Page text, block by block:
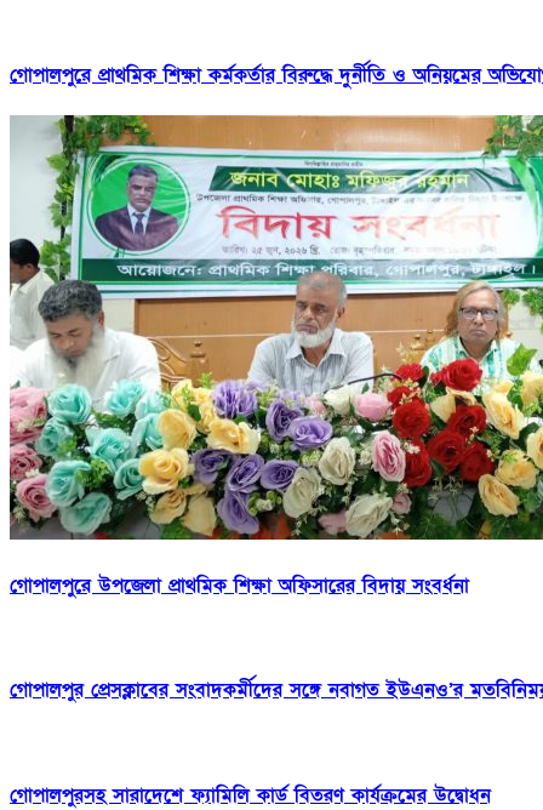
গোপালপুরে প্রাথমিক শিক্ষা কর্মকর্তার বিরুদ্ধে দুর্নীতি ও অনিয়মের
গোপালপুরে উপজেলা প্রাথমিক শিক্ষা অফিসারের বিদায় সংবর্ধনা
গোপালপুর প্রেসক্লাবের সংবাদকর্মীদের সঙ্গে নবাগত ইউএনও’র
গোপালপুরসহ সারাদেশে ফ্যামিলি কার্ড বিতরণ কার্যক্রমের উদ্বোধন